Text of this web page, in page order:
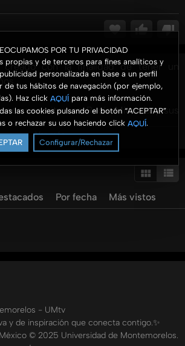
POR TU PRIVACIDAD
propias y de terceros para fines analíticos y
personalizada en base a un perfil
de tus hábitos de navegación (por ejemplo,
Haz click AQUÍ para más información.
las cookies pulsando el botón “ACEPTAR”
o rechazar su uso haciendo click AQUÍ.
Configurar/Rechazar
creado con la finalidad de tener un
una cita con Rocío Miranda y sus
que harán que salgas de tu rutina con
te lo puedes perder!
de montemorelos comunikids rocio
navidad para todos
Ver más
Por fecha
Más vistos
- UMtv
y de inspiración que conecta contigo.✨
© 2025 Universidad de Montemorelos.